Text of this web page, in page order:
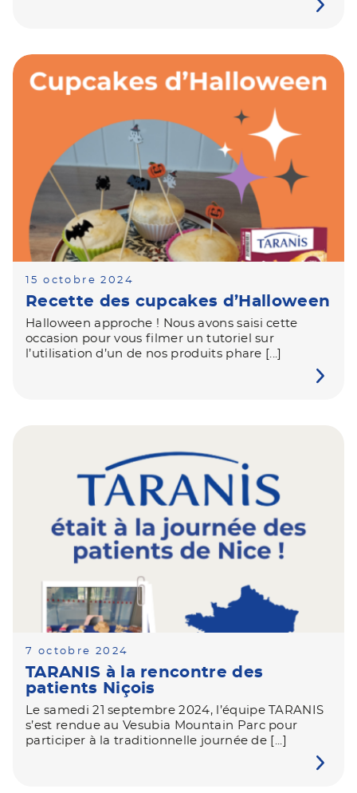
15 octobre 2024
Recette des cupcakes d’Halloween
Halloween approche ! Nous avons saisi cette
occasion pour vous filmer un tutoriel sur
l’utilisation d’un de nos produits phare [...]
7 octobre 2024
TARANIS à la rencontre des
patients Niçois
Le samedi 21 septembre 2024, l’équipe TARANIS
s’est rendue au Vesubia Mountain Parc pour
participer à la traditionnelle journée de [...]